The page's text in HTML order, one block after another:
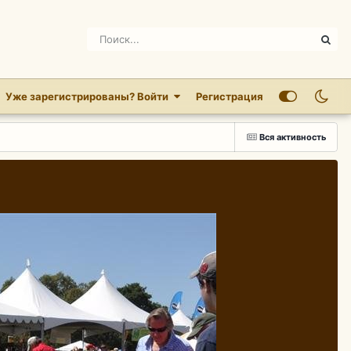
Уже зарегистрированы? Войти Регистрация
Вся активность